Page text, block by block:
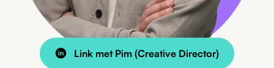
BLOG 6 min leestijd
WordPress als Headless CMS
Link met Pim (Creative Director)